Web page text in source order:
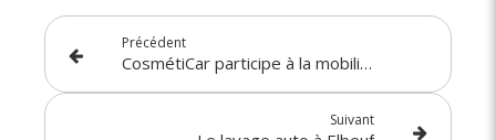
Précédent
CosmétiCar participe à la mobilité durable
Suivant